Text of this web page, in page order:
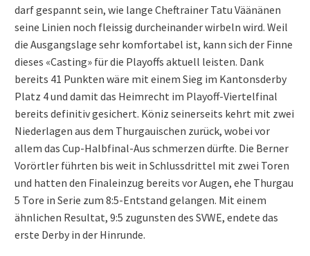
darf gespannt sein, wie lange Cheftrainer Tatu Väänänen
seine Linien noch fleissig durcheinander wirbeln wird. Weil
die Ausgangslage sehr komfortabel ist, kann sich der Finne
dieses «Casting» für die Playoffs aktuell leisten. Dank
bereits 41 Punkten wäre mit einem Sieg im Kantonsderby
Platz 4 und damit das Heimrecht im Playoff-Viertelfinal
bereits definitiv gesichert. Köniz seinerseits kehrt mit zwei
Niederlagen aus dem Thurgauischen zurück, wobei vor
allem das Cup-Halbfinal-Aus schmerzen dürfte. Die Berner
Vorörtler führten bis weit in Schlussdrittel mit zwei Toren
und hatten den Finaleinzug bereits vor Augen, ehe Thurgau
5 Tore in Serie zum 8:5-Entstand gelangen. Mit einem
ähnlichen Resultat, 9:5 zugunsten des SVWE, endete das
erste Derby in der Hinrunde.